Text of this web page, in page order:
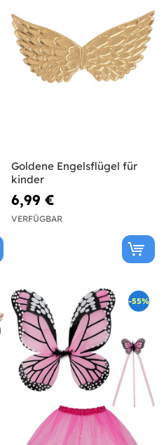
Goldene Engelsflügel für
kinder
6,99 €
VERFÜGBAR
-55%